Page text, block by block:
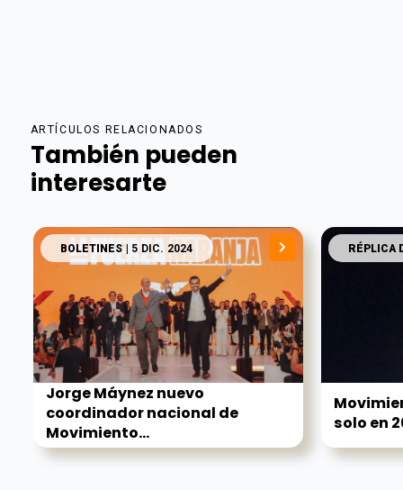
ARTÍCULOS RELACIONADOS
También pueden
interesarte
BOLETINES| 5 DIC. 2024
Jorge Máynez nuevo
coordinador nacional de
Movimiento...
RÉPLICA
solo en